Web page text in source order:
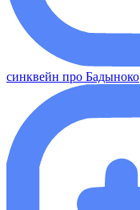
синквейн про Бадыноко